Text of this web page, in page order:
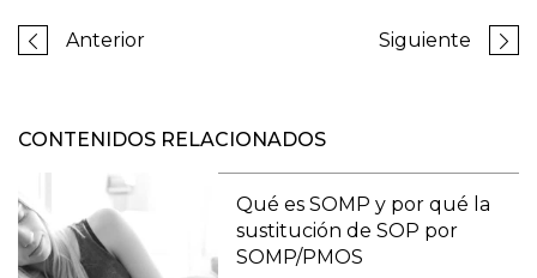
Anterior Siguiente
CONTENIDOS RELACIONADOS
Qué es SOMP y por qué la
sustitución de SOP por
SOMP/PMOS